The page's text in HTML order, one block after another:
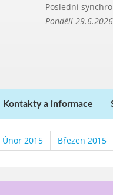
Poslední
Pondělí
Kontakty a informace
Únor 2015 Březen 2015